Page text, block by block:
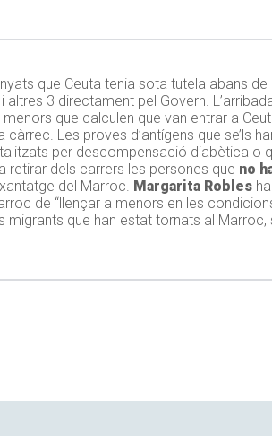
que Ceuta tenia sota tutela abans
3 directament pel Govern.
que calculen que van entrar a
Les proves d’antígens que se’ls
per descompensació diabètica o
retirar dels carrers les persones que no
del Marroc. Margarita Robles
de “llençar a menors en les
que han estat tornats al